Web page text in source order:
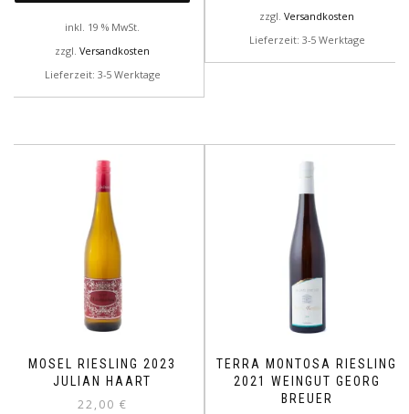
inkl. 19 % MwSt.
zzgl. Versandkosten
Lieferzeit: 3-5 Werktage
zzgl. Versandkosten
Lieferzeit: 3-5 Werktage
MOSEL RIESLING 2023
JULIAN HAART
22,00 €
TERRA MONTOSA RIESLING
2021 WEINGUT GEORG
BREUER